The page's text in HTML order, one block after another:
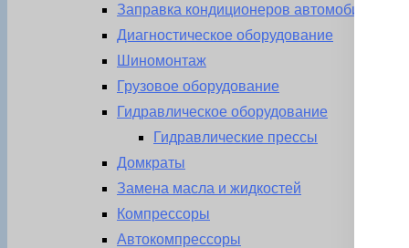
Заправка кондиционеров автомобиля
Диагностическое оборудование
Шиномонтаж
Грузовое оборудование
Гидравлическое оборудование
Гидравлические прессы
Домкраты
Замена масла и жидкостей
Компрессоры
Автокомпрессоры